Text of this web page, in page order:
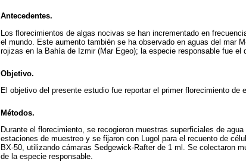
Antecedentes.
Los florecimientos de algas nocivas se han incrementado en
el mundo. Este aumento también se ha observado en aguas del mar
rojizas en la Bahía de Izmir (Mar Egeo); la especie responsable fue el
Objetivo.
El objetivo del presente estudio fue reportar el primer florecimiento de
Métodos.
Durante el florecimiento, se recogieron muestras superficiales de
estaciones de muestreo y se fijaron con Lugol para el recuento de
BX-50, utilizando cámaras Sedgewick-Rafter de 1 ml. Se colectaron
de la especie responsable.